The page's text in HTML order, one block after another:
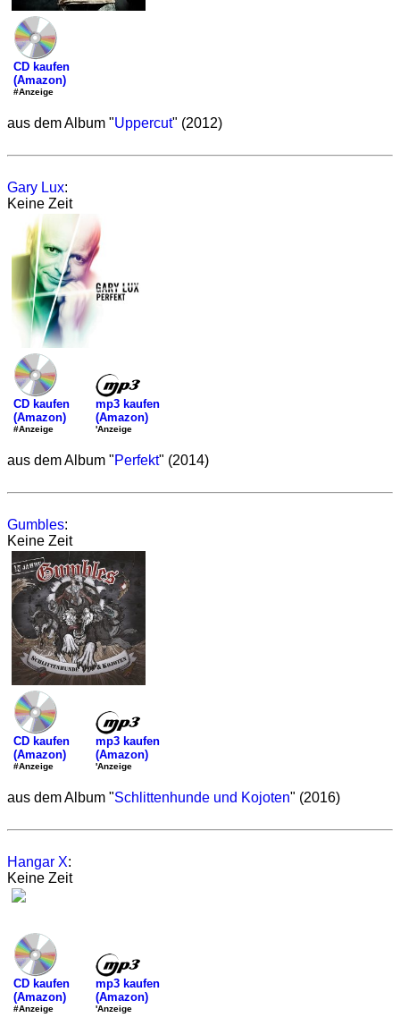
CD kaufen
(Amazon)
#Anzeige
aus dem Album "Uppercut" (2012)
Gary Lux:
Keine Zeit
CD kaufen
(Amazon)
#Anzeige
mp3 kaufen
(Amazon)
'Anzeige
aus dem Album "Perfekt" (2014)
Gumbles:
Keine Zeit
CD kaufen
(Amazon)
#Anzeige
mp3 kaufen
(Amazon)
'Anzeige
aus dem Album "Schlittenhunde und Kojoten" (2016)
Hangar X:
Keine Zeit
CD kaufen
(Amazon)
#Anzeige
mp3 kaufen
(Amazon)
'Anzeige